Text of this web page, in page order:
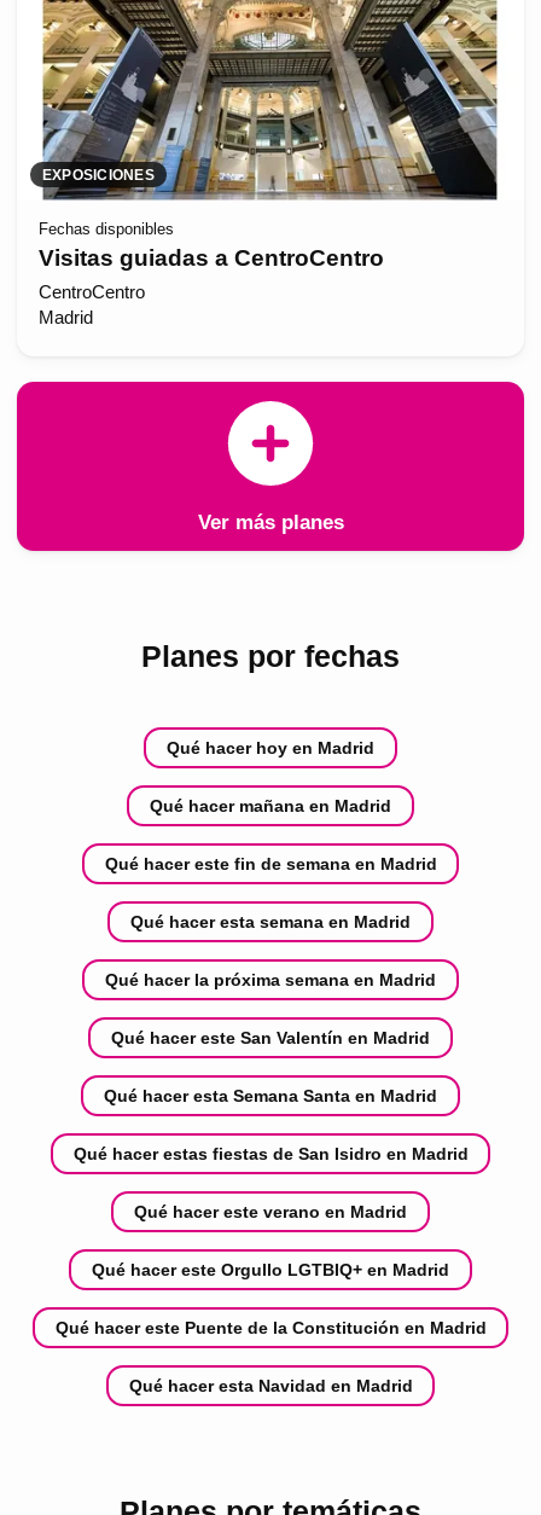
EXPOSICIONES
Fechas disponibles
Visitas guiadas a CentroCentro
CentroCentro
Madrid
Ver más planes
Planes por fechas
Qué hacer hoy en Madrid
Qué hacer mañana en Madrid
Qué hacer este fin de semana en Madrid
Qué hacer esta semana en Madrid
Qué hacer la próxima semana en Madrid
Qué hacer este San Valentín en Madrid
Qué hacer esta Semana Santa en Madrid
Qué hacer estas fiestas de San Isidro en Madrid
Qué hacer este verano en Madrid
Qué hacer este Orgullo LGTBIQ+ en Madrid
Qué hacer este Puente de la Constitución en Madrid
Qué hacer esta Navidad en Madrid